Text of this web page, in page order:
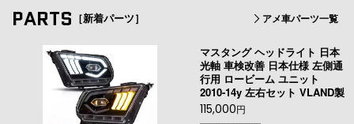
PARTS ［新着パーツ］ アメ車パーツ一覧
マスタング ヘッドライト 日本
光軸 車検改善 日本仕様 左側通
行用 ロービーム ユニット
2010-14y 左右セット VLAND製
115,000円